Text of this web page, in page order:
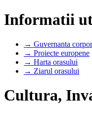
Informatii
→ Guvernanta
→ Proiecte europene
→ Harta orasului
→ Ziarul orasului
Cultura,